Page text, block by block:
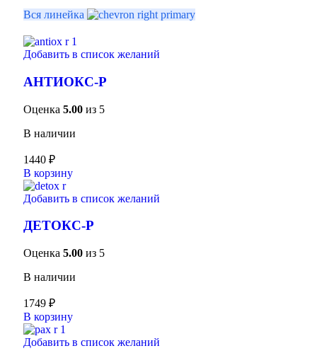
Вся линейка
Добавить в список желаний
АНТИОКС-Р
Оценка 5.00 из 5
В наличии
1440 ₽
В корзину
Добавить в список желаний
ДЕТОКС-Р
Оценка 5.00 из 5
В наличии
1749 ₽
В корзину
Добавить в список желаний